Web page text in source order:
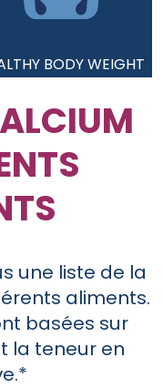
BODY WEIGHT
une liste de la
aliments.
basées sur
la teneur en